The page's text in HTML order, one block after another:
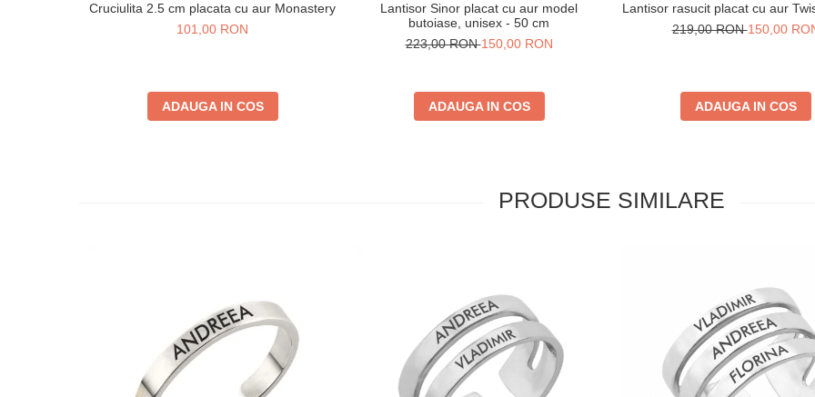
Cruciulita 2.5 cm placata cu aur Monastery
101,00 RON
ADAUGA IN COS
Lantisor Sinor placat cu aur model
butoiase, unisex - 50 cm
223,00 RON150,00 RON
ADAUGA IN COS
Lantisor rasucit placat cu aur
219,00 RON150,00
ADAUGA IN COS
PRODUSE SIMILARE